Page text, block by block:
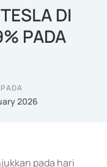
DI
PADA
2026
pada hari